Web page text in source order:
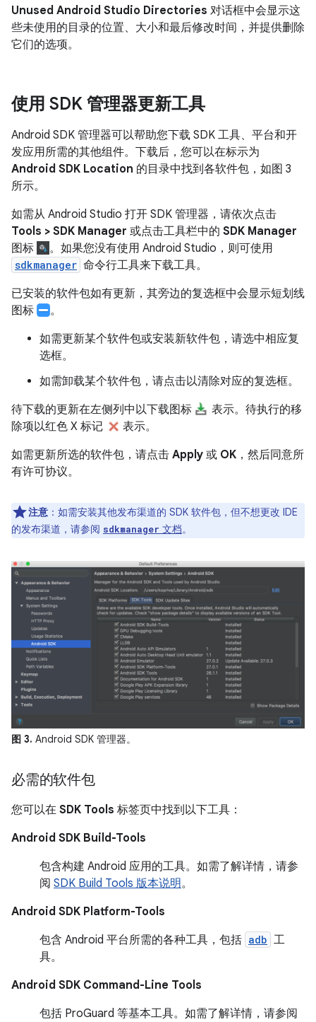
Unused Android Studio Directories 对话框中会显示这
些未使用的目录的位置、大小和最后修改时间，并提供删除
它们的选项。
使用 SDK 管理器更新工具
Android SDK 管理器可以帮助您下载 SDK 工具、平台和开
发应用所需的其他组件。下载后，您可以在标示为
Android SDK Location 的目录中找到各软件包，如图 3
所示。
如需从 Android Studio 打开 SDK 管理器，请依次点击
Tools > SDK Manager 或点击工具栏中的 SDK Manager
图标
。如果您没有使用 Android Studio，则可使用
sdkmanager 命令行工具来下载工具。
已安装的软件包如有更新，其旁边的复选框中会显示短划线
图标
。
如需更新某个软件包或安装新软件包，请选中相应复
选框。
如需卸载某个软件包，请点击以清除对应的复选框。
待下载的更新在左侧列中以下载图标
表示。待执行的移
除项以红色 X 标记
表示。
如需更新所选的软件包，请点击 Apply 或 OK ，然后同意所
有许可协议。
注意 ：如需安装其他发布渠道的 SDK 软件包，但不想更改 IDE
的发布渠道，请参阅 sdkmanager 文档。
图 3. Android SDK 管理器。
必需的软件包
您可以在 SDK Tools 标签页中找到以下工具：
Android SDK Build-Tools
包含构建 Android 应用的工具。如需了解详情，请参
阅 SDK Build Tools 版本说明。
Android SDK Platform-Tools
包含 Android 平台所需的各种工具，包括 adb 工
具。
Android SDK Command-Line Tools
包括 ProGuard 等基本工具。如需了解详情，请参阅